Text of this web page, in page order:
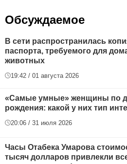
Обсуждаемое
В сети распространилась
паспорта, требуемого для
животных
19:42 / 01 августа 2026
«Самые умные» женщины по
рождения: какой у них тип
20:06 / 31 июля 2026
Часы Отабека Умарова
тысяч долларов привлекли